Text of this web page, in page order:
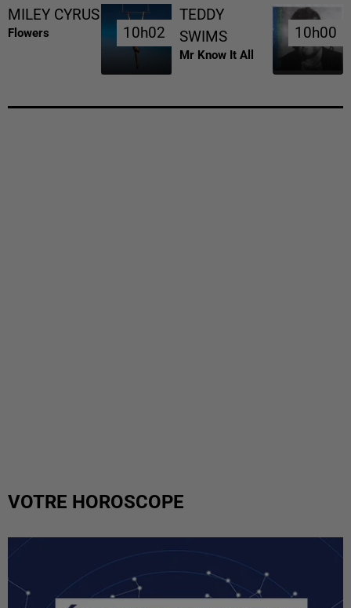
MILEY CYRUS
Flowers 10h02
10h02
TEDDY
SWIMS
Mr Know It All
10h00
10h00
VOTRE HOROSCOPE